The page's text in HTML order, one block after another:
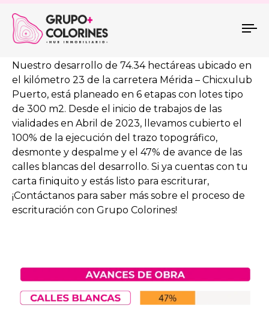
VENTURA LIFE
Nuestro desarrollo de 74.34 hectáreas ubicado en
el kilómetro 23 de la carretera Mérida – Chicxulub
Puerto, está planeado en 6 etapas con lotes tipo
de 300 m2. Desde el inicio de trabajos de las
vialidades en Abril de 2023, llevamos cubierto el
100% de la ejecución del trazo topográfico,
desmonte y despalme y el 47% de avance de las
calles blancas del desarrollo. Si ya cuentas con tu
carta finiquito y estás listo para escriturar,
¡Contáctanos para saber más sobre el proceso de
escrituración con Grupo Colorines!